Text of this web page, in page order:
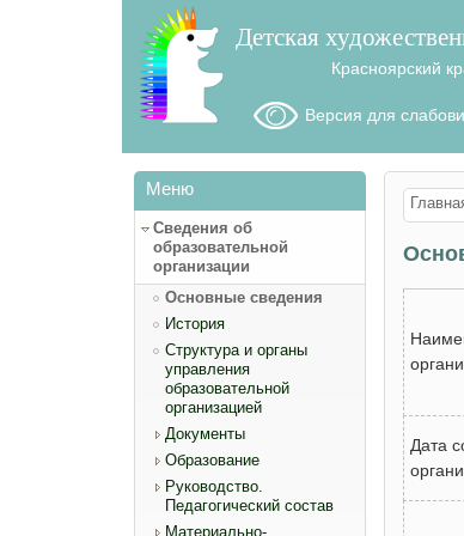
Детская
Красноярский
Версия для
Меню
Сведения об
образовательной
организации
Основные сведения
История
Структура и органы
управления
образовательной
организацией
Документы
Образование
Руководство.
Педагогический состав
Материально-
Вы
Дата